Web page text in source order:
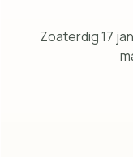
Zoaterdig 17